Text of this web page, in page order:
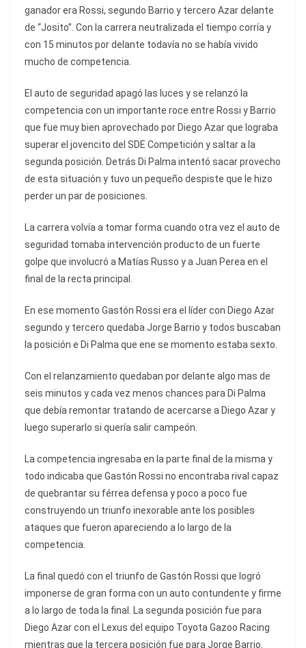
ganador era Rossi, segundo Barrio y tercero Azar delante
de “Josito”. Con la carrera neutralizada el tiempo corría y
con 15 minutos por delante todavía no se había vivido
mucho de competencia.
El auto de seguridad apagó las luces y se relanzó la
competencia con un importante roce entre Rossi y Barrio
que fue muy bien aprovechado por Diego Azar que lograba
superar el jovencito del SDE Competición y saltar a la
segunda posición. Detrás Di Palma intentó sacar provecho
de esta situación y tuvo un pequeño despiste que le hizo
perder un par de posiciones.
La carrera volvía a tomar forma cuando otra vez el auto de
seguridad tomaba intervención producto de un fuerte
golpe que involucró a Matías Russo y a Juan Perea en el
final de la recta principal.
En ese momento Gastón Rossi era el líder con Diego Azar
segundo y tercero quedaba Jorge Barrio y todos buscaban
la posición e Di Palma que ene se momento estaba sexto.
Con el relanzamiento quedaban por delante algo mas de
seis minutos y cada vez menos chances para Di Palma
que debía remontar tratando de acercarse a Diego Azar y
luego superarlo si quería salir campeón.
La competencia ingresaba en la parte final de la misma y
todo indicaba que Gastón Rossi no encontraba rival capaz
de quebrantar su férrea defensa y poco a poco fue
construyendo un triunfo inexorable ante los posibles
ataques que fueron apareciendo a lo largo de la
competencia.
La final quedó con el triunfo de Gastón Rossi que logró
imponerse de gran forma con un auto contundente y firme
a lo largo de toda la final. La segunda posición fue para
Diego Azar con el Lexus del equipo Toyota Gazoo Racing
mientras que la tercera posición fue para Jorge Barrio.